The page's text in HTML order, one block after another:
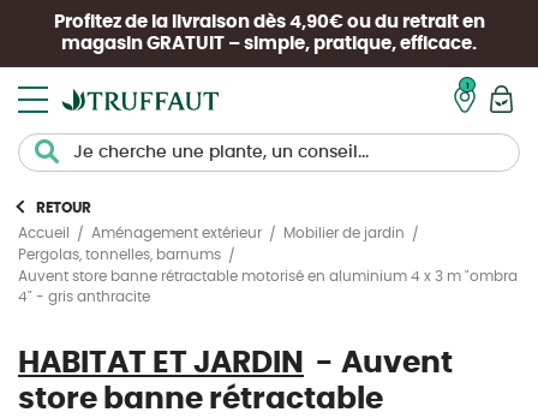
Profitez de la livraison dès 4,90€ ou du retrait en
magasin GRATUIT – simple, pratique, efficace.
RETOUR
Accueil
Aménagement extérieur
Mobilier de jardin
Pergolas, tonnelles, barnums
Auvent store banne rétractable motorisé en aluminium 4 x 3 m "ombra
4" - gris anthracite
HABITAT ET JARDIN
Auvent
store banne rétractable